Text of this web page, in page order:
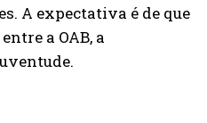
A expectativa é de que
a OAB, a